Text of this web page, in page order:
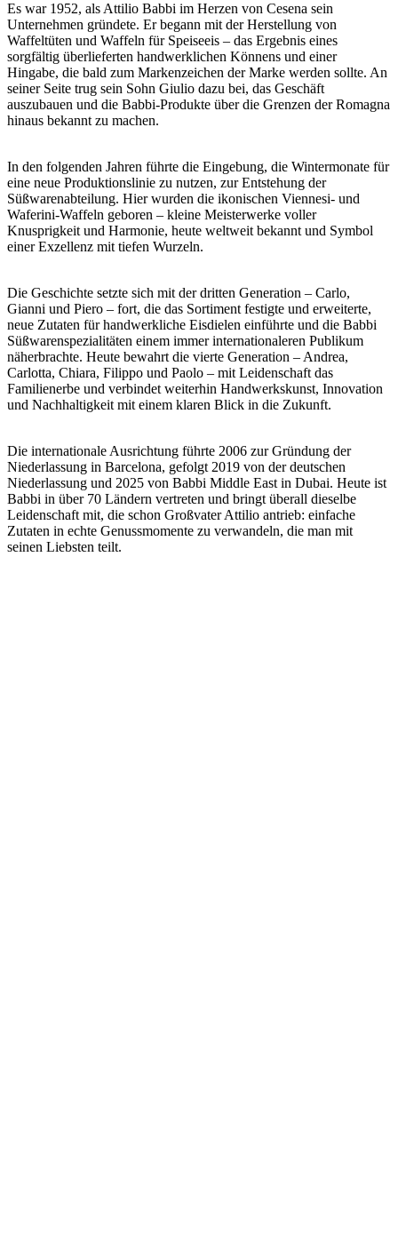
Es war 1952, als Attilio Babbi im Herzen von Cesena sein
Unternehmen gründete. Er begann mit der Herstellung von
Waffeltüten und Waffeln für Speiseeis – das Ergebnis eines
sorgfältig überlieferten handwerklichen Könnens und einer
Hingabe, die bald zum Markenzeichen der Marke werden sollte. An
seiner Seite trug sein Sohn Giulio dazu bei, das Geschäft
auszubauen und die Babbi-Produkte über die Grenzen der Romagna
hinaus bekannt zu machen.
In den folgenden Jahren führte die Eingebung, die Wintermonate für
eine neue Produktionslinie zu nutzen, zur Entstehung der
Süßwarenabteilung. Hier wurden die ikonischen Viennesi- und
Waferini-Waffeln geboren – kleine Meisterwerke voller
Knusprigkeit und Harmonie, heute weltweit bekannt und Symbol
einer Exzellenz mit tiefen Wurzeln.
Die Geschichte setzte sich mit der dritten Generation – Carlo,
Gianni und Piero – fort, die das Sortiment festigte und erweiterte,
neue Zutaten für handwerkliche Eisdielen einführte und die Babbi
Süßwarenspezialitäten einem immer internationaleren Publikum
näherbrachte. Heute bewahrt die vierte Generation – Andrea,
Carlotta, Chiara, Filippo und Paolo – mit Leidenschaft das
Familienerbe und verbindet weiterhin Handwerkskunst, Innovation
und Nachhaltigkeit mit einem klaren Blick in die Zukunft.
Die internationale Ausrichtung führte 2006 zur Gründung der
Niederlassung in Barcelona, gefolgt 2019 von derdeutschen
Niederlassung und 2025 von Babbi Middle East in Dubai. Heute ist
Babbi in über 70 Ländern vertreten und bringt überall dieselbe
Leidenschaft mit, die schon Großvater Attilio antrieb: einfache
Zutaten in echte Genussmomente zu verwandeln, die man mit
seinen Liebsten teilt.